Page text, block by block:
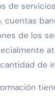
de
de los
de